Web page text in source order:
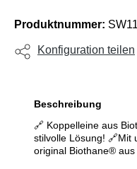
Produktnummer:
Konfiguration teilen
Beschreibung
🔗 Koppelleine aus
stilvolle Lösung! 🔗Mit
original Biothane®